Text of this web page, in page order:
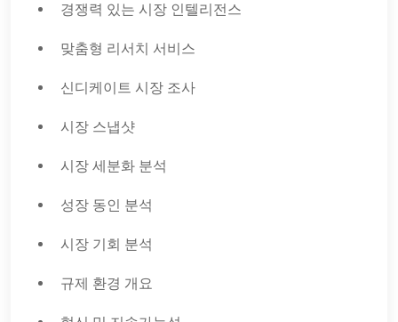
경쟁력 있는 시장 인텔리전스
맞춤형 리서치 서비스
신디케이트 시장 조사
시장 스냅샷
시장 세분화 분석
성장 동인 분석
시장 기회 분석
규제 환경 개요